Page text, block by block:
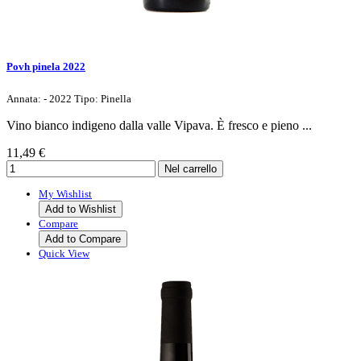
Povh pinela 2022
Annata: - 2022 Tipo: Pinella
Vino bianco indigeno dalla valle Vipava. È fresco e pieno ...
11,49 €
My Wishlist
Add to Wishlist
Compare
Add to Compare
Quick View